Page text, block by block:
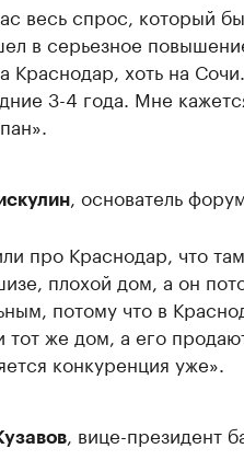
весь спрос, который
в серьезное
Краснодар, хоть на
3-4 года. Мне
, основатель
про Краснодар, что
плохой дом, а он
потому что в
тот же дом, а его
конкуренция уже».
, вице-президент